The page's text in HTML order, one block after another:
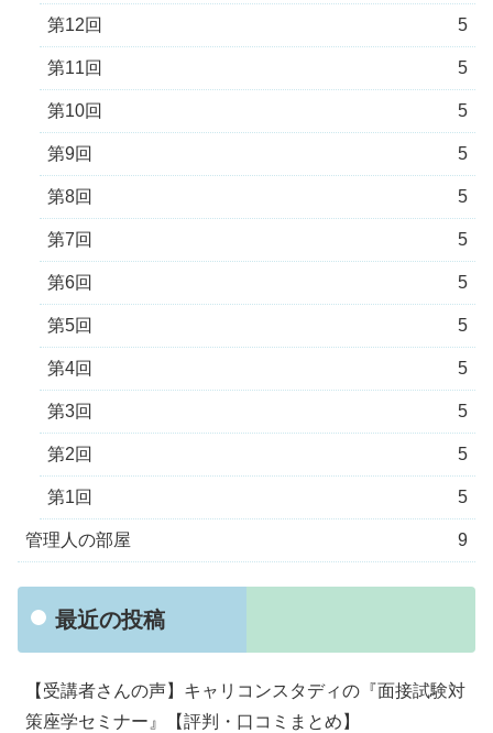
第12回 5
第11回 5
第10回 5
第9回 5
第8回 5
第7回 5
第6回 5
第5回 5
第4回 5
第3回 5
第2回 5
第1回 5
管理人の部屋 9
最近の投稿
【受講者さんの声】キャリコンスタディの『面接試験対
策座学セミナー』【評判・口コミまとめ】